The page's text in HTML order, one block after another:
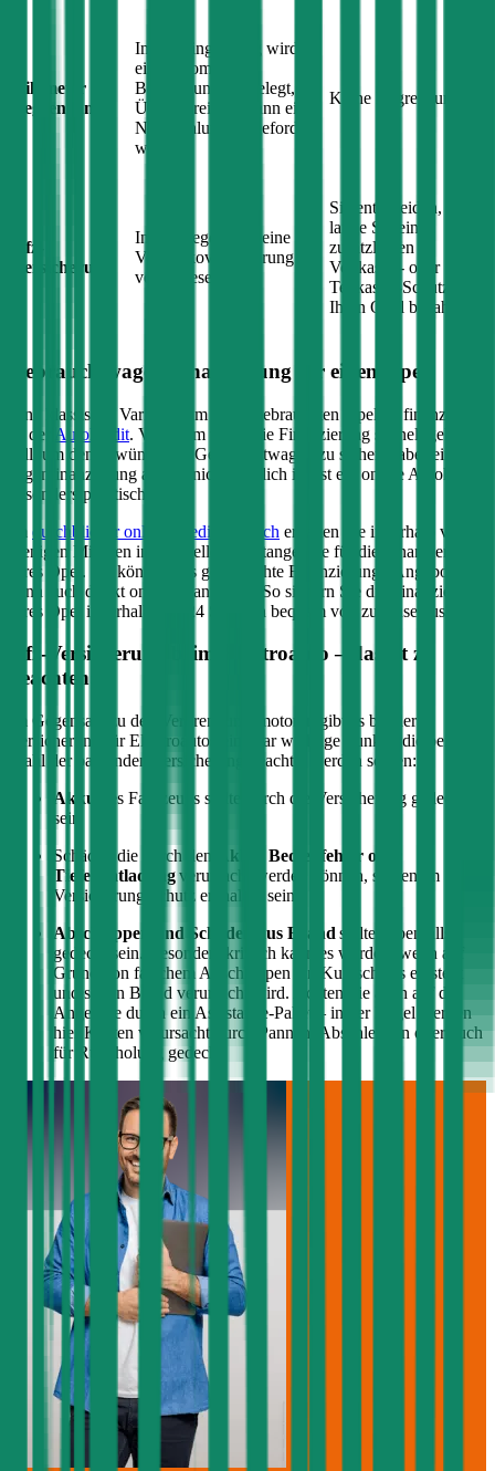
Kilometer
Begrenzung
Im Leasingvertrag wird
eine Kilometer
Begrenzung festgelegt, bei
Überschreitung kann eine
Nachzahlung eingefordert
werden
Keine Begrenzung
Kfz-
Versicherung
In der Regel wird eine
Vollkaskoversicherung
vorausgesetzt
Sie entscheiden, wie
lange Sie einen
zusätzlichen
Vollkasko- oder
Teilkasko-Schutz für
Ihren Opel bezahlen
Gebrauchtwagen Finanzierung für einen Opel
Eine klassische Variante, um einen gebrauchten Opel
zu finanzieren,
ist der
Autokredit. Vor allem wenn die Finanzierung schnell gehen
soll, um den gewünschten Gebrauchtwagen zu sichern, aber eine
Eigenfinanzierung aktuell nicht möglich ist, ist ein online Autokredit
besonders praktisch.
durchblicker online Kreditvergleich erhalten Sie innerhalb von
wenigen Minuten individuelle Kreditangebote für die Finanzierung
Ihres
Opel . Sie können das gewünschte Finanzierungs-Angebot
dann auch direkt online beantragen. So sichern Sie die Finanzierung
Ihres
Opel innerhalb von 24 Stunden bequem von zuhause aus.
Kfz-Versicherung beim Elektroauto – das ist zu
beachten:
Im Gegensatz zu den Verbrennungsmotoren gibt es bei der
Versicherung für Elektroautos ein paar wichtige Punkte, die bei der
Wahl der passenden Versicherung beachtet werden sollten:
Akku
des Fahrzeugs sollte durch die Versicherung gedeckt
sein
Schäden die durch den
Akku, Bedienfehler oder
Tiefenentladungverursacht werden können, sollten im
Versicherungsschutz enthalten sein
Abschleppen und Schäden aus Brand sollten ebenfalls
gedeckt sein. Besonders kritisch kann es werden, wenn auf
Grund von falschem Abschleppen ein Kurzschluss entsteht
und so ein Brand verursacht wird. Achten Sie auch auf die
Angebote durch ein Assistance-Paket – in der Regel werden
hier Kosten verursacht durch Pannen, Abschleppen oder auch
für Rückholung gedeckt.